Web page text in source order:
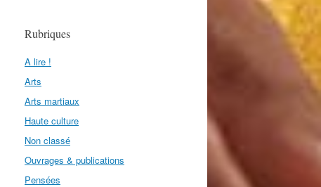
Rubriques
A lire !
Arts
Arts martiaux
Haute culture
Non classé
Ouvrages & publications
Pensées